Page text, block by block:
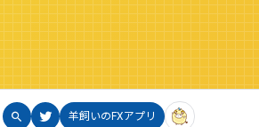
羊飼いのFXアプリ